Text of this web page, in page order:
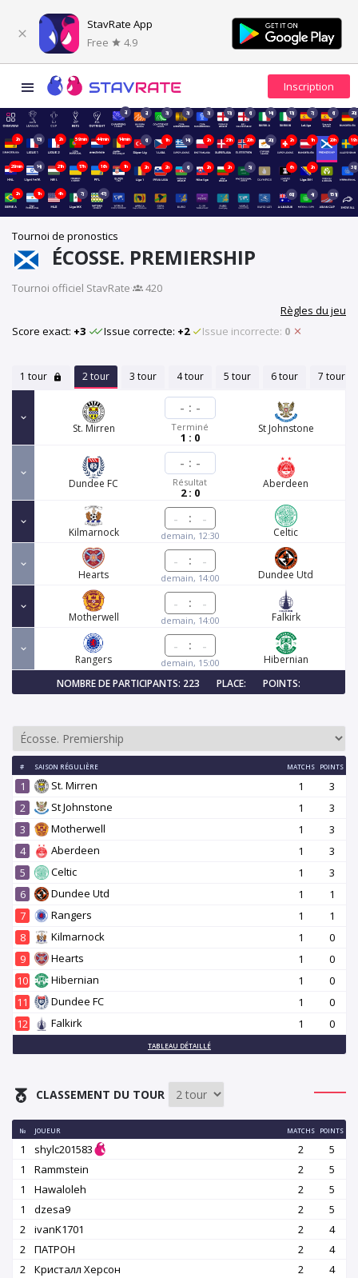
StavRate App
Free
4.9
2j 2j 3j 3j 3j 13j 6j 14j 13j 7j 6j 20j
2h 13j 2h 59min 44min 14min 6j 1h 14j 2h 21h 20h 20j 2h 1h 20h 19h
29min 14j 21h 17h 16h 1h 2h 2h 6j 2h 2h 5j 6h 2h 38j
2h 1h 4h 7j 47j 68j 4j 151j
Tournoi de pronostics
ÉCOSSE. PREMIERSHIP
Tournoi officiel StavRate·
420
Règles du jeu
Score exact: +3 Issue correcte: +2 Issue incorrecte: 0
1 tour 2 tour 3 tour 4 tour 5 tour 6 tour 7 tour
St. Mirren
- : -
Terminé
1 : 0
St Johnstone
Dundee FC
- : -
Résultat
2 : 0
Aberdeen
Kilmarnock
:
demain, 12:30 Celtic
Hearts
:
demain, 14:00 Dundee Utd
Motherwell
:
demain, 14:00 Falkirk
Rangers
:
demain, 15:00
Hibernian
NOMBRE DE PARTICIPANTS: 223
PLACE: POINTS:
# SAISON RÉGULIÈRE MATCHS POINTS
1 St. Mirren 1
3
2
St Johnstone 1
3
3
Motherwell 1
3
4
Aberdeen 1
3
5
Celtic 1
3
6
Dundee Utd 1
1
7
Rangers 1
1
8
Kilmarnock 1
0
9
Hearts 1
0
10
Hibernian 1
0
11
Dundee FC 1
0
12
Falkirk 1 0
TABLEAU DÉTAILLÉ
CLASSEMENT DU TOUR
№ JOUEUR MATCHS POINTS
1 shylc201583 2
5
1
Rammstein 2
5
1
Hawaloleh 2
5
1
dzesa9 2
5
2
ivanK1701 2
4
2
ПАТРОН 2
4
2
Кристалл Херсон 2
4